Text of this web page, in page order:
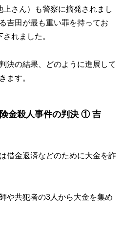
さん）も警察に摘発されまし
吉田が最も重い罪を持ってお
れました。
決の結果、どのように進展して
ます。
金殺人事件の判決 ① 吉
借金返済などのために大金を詐
や共犯者の3人から大金を集め